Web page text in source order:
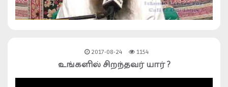
2017-08-24 1154
உங்களில் சிறந்தவர் யார் ?